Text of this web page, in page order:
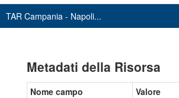
TAR Campania - Napoli...
Metadati della Risorsa
Nome campo
Valore